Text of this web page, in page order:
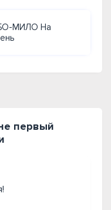
МИЛО На
первый